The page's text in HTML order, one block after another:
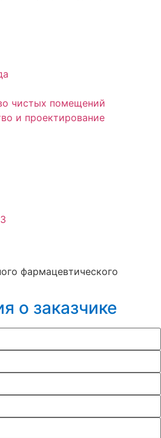
чистых помещений
и проектирование
фармацевтического
о заказчике